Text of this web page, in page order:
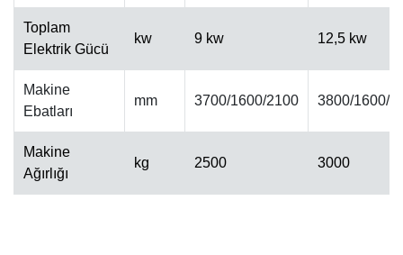
Toplam
Elektrik Gücü
kw 9 kw 12,5 kw
Makine
Ebatları
mm 3700/1600/2100 3800/1600/
Makine
Ağırlığı
kg 2500 3000